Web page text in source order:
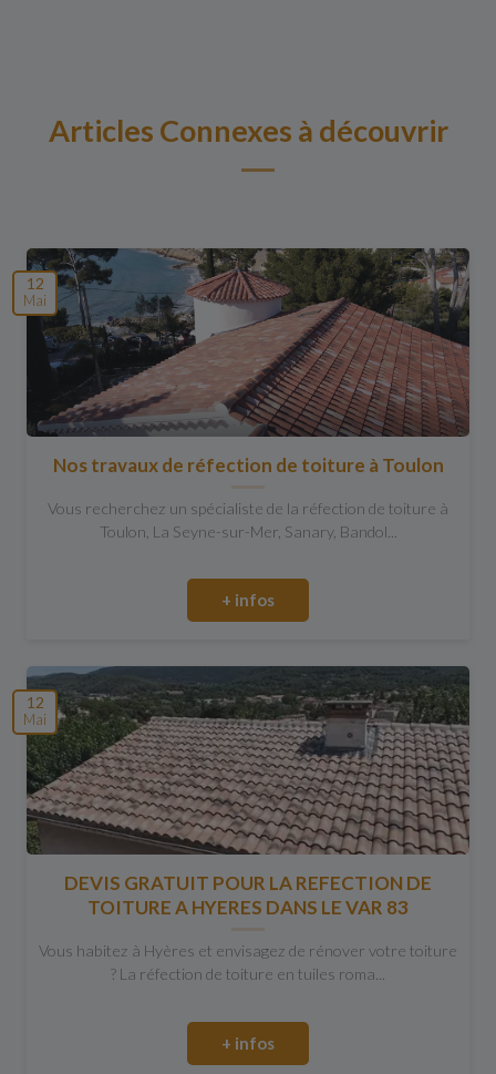
Articles Connexes à découvrir
12
Mai
Nos travaux de réfection de toiture à Toulon
Vous recherchez un spécialiste de la réfection de toiture à
Toulon, La Seyne-sur-Mer, Sanary, Bandol...
+ infos
12
Mai
DEVIS GRATUIT POUR LA REFECTION DE
TOITURE A HYERES DANS LE VAR 83
Vous habitez à Hyères et envisagez de rénover votre toiture
? La réfection de toiture en tuiles roma...
+ infos